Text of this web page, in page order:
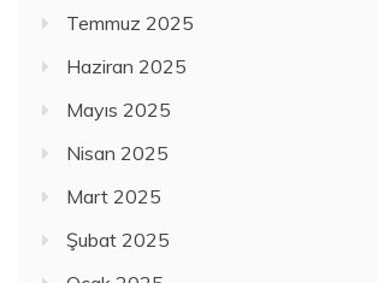
Temmuz 2025
Haziran 2025
Mayıs 2025
Nisan 2025
Mart 2025
Şubat 2025